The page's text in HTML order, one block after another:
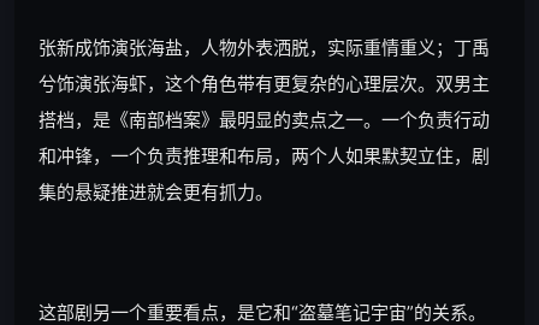
张新成饰演张海盐，人物外表洒脱，实际重情重义；丁禹
兮饰演张海虾，这个角色带有更复杂的心理层次。双男主
搭档，是《南部档案》最明显的卖点之一。一个负责行动
和冲锋，一个负责推理和布局，两个人如果默契立住，剧
集的悬疑推进就会更有抓力。
这部剧另一个重要看点，是它和“盗墓笔记宇宙”的关系。